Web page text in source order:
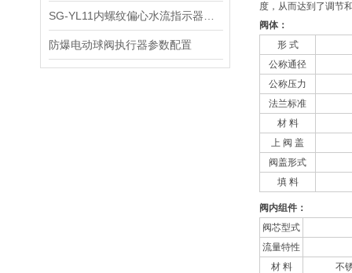
防爆电动球阀执行器参数配置
度，从而达到了调节
阀体：
形 式
公称通径
公称压力
法兰标准
材 料
上 阀 盖
阀盖形式
填 料
阀内组件：
阀芯型式
流量特性
材 料
不